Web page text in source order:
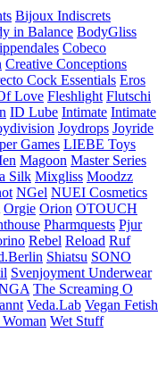
Bijoux Indiscrets
in Balance BodyGliss
Cobeco
Creative Conceptions
Cock Essentials Eros
Love Fleshlight Flutschi
ID Lube Intimate Intimate
Joydrops Joyride
Games LIEBE Toys
Magoon Master Series
Silk Mixgliss Moodzz
NGel NUEI Cosmetics
Orgie Orion OTOUCH
Pharmquests Pjur
Rebel Reload Ruf
Shiatsu SONO
Svenjoyment Underwear
The Screaming O
Veda.Lab Vegan Fetish
Wet Stuff